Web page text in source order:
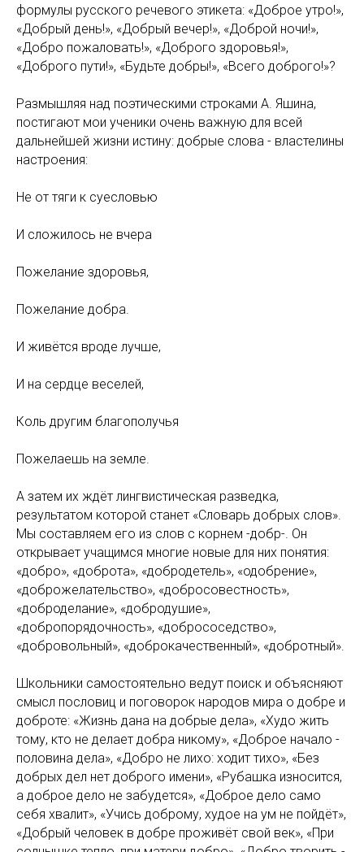
формулы русского речевого этикета: «Доброе утро!»,
«Добрый день!», «Добрый вечер!», «Доброй ночи!»,
«Добро пожаловать!», «Доброго здоровья!»,
«Доброго пути!», «Будьте добры!», «Всего доброго!»?
Размышляя над поэтическими строками A. Яшина,
постигают мои ученики очень важную для всей
дальнейшей жизни истину: добрые слова - властелины
настроения:
Не от тяги к суесловью
И сложилось не вчера
Пожелание здоровья,
Пожелание добра.
И живётся вроде лучше,
И на сердце веселей,
Коль другим благополучья
Пожелаешь на земле.
А затем их ждёт лингвистическая разведка,
результатом которой станет «Словарь добрых слов».
Мы составляем его из слов с корнем -добр-. Он
открывает учащимся многие новые для них понятия:
«добро», «доброта», «добродетель», «одобрение»,
«доброжелательство», «добросовестность»,
«доброделание», «добродушие»,
«добропорядочность», «добрососедство»,
«добровольный», «доброкачественный», «добротный».
Школьники самостоятельно ведут поиск и объясняют
смысл пословиц и поговорок народов мира о добре и
доброте: «Жизнь дана на добрые дела», «Худо жить
тому, кто не делает добра никому», «Доброе начало -
половина дела», «Добро не лихо: ходит тихо», «Без
добрых дел нет доброго имени», «Рубашка износится,
а доброе дело не забудется», «Доброе дело само
себя хвалит», «Учись доброму, худое на ум не пойдёт»,
«Добрый человек в добре проживёт свой век», «При